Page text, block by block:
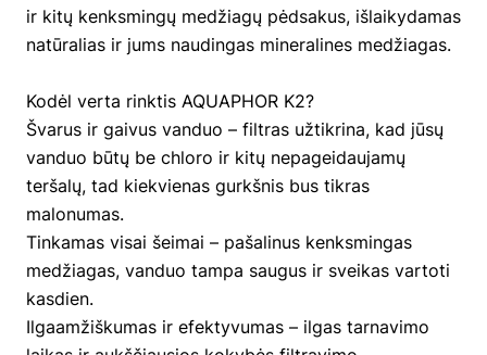
ir kitų kenksmingų medžiagų pėdsakus, išlaikydamas
natūralias ir jums naudingas mineralines medžiagas.
Kodėl verta rinktis AQUAPHOR K2?
Švarus ir gaivus vanduo – filtras užtikrina, kad jūsų
vanduo būtų be chloro ir kitų nepageidaujamų
teršalų, tad kiekvienas gurkšnis bus tikras
malonumas.
Tinkamas visai šeimai – pašalinus kenksmingas
medžiagas, vanduo tampa saugus ir sveikas vartoti
kasdien.
Ilgaamžiškumas ir efektyvumas – ilgas tarnavimo